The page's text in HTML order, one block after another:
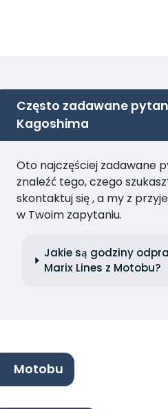
Często zadawane
Kagoshima
Oto najczęściej zadawane
znaleźć tego, czego
skontaktuj się , a my z
w Twoim zapytaniu.
Jakie są godziny
Marix Lines z Motobu?
Motobu